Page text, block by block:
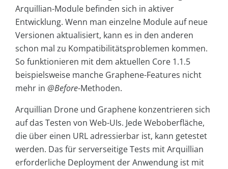
Arquillian-Module befinden sich in aktiver
Entwicklung. Wenn man einzelne Module auf neue
Versionen aktualisiert, kann es in den anderen
schon mal zu Kompatibilitätsproblemen kommen.
So funktionieren mit dem aktuellen Core 1.1.5
beispielsweise manche Graphene-Features nicht
mehr in @Before-Methoden.
Arquillian Drone und Graphene konzentrieren sich
auf das Testen von Web-UIs. Jede Weboberfläche,
die über einen URL adressierbar ist, kann getestet
werden. Das für serverseitige Tests mit Arquillian
erforderliche Deployment der Anwendung ist mit